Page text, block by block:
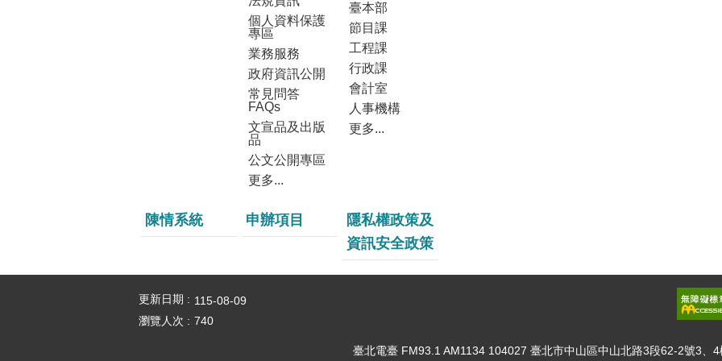
個人資料保護
專區
業務服務
政府資訊公開
常見問答
FAQs
文宣品及出版
品
公文公開專區
更多...
臺本部
節目課
工程課
行政課
會計室
人事機構
更多...
陳情系統 申辦項目
隱私權政策及
資訊安全政策
更新日期
115-08-09
瀏覽人次
740
臺北電臺 FM93.1 AM1134 104027 臺北市中山區中山北路3段62-2號3、4